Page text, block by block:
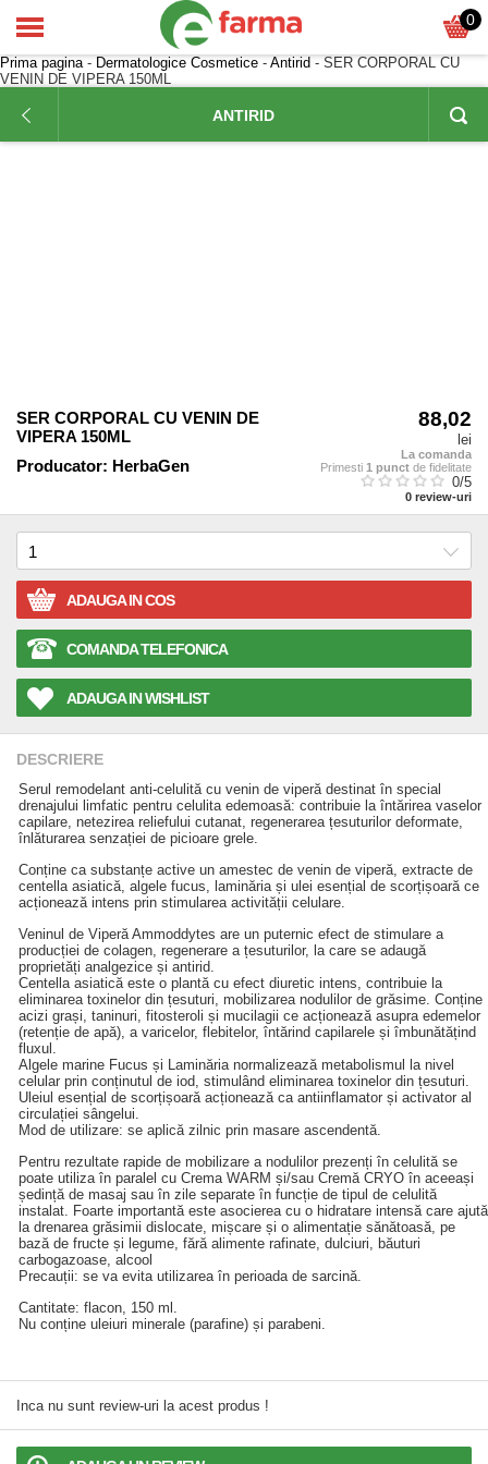
0
Prima pagina- Dermatologice Cosmetice - Antirid - SER CORPORAL CU
VENIN DE VIPERA 150ML
ANTIRID
SER CORPORAL CU VENIN DE
VIPERA 150ML
Producator: HerbaGen
88,02
lei
La comanda
Primesti 1 punct de fidelitate
0/5
0 review-uri
ADAUGA IN COS
COMANDA TELEFONICA
ADAUGA IN WISHLIST
DESCRIERE
Serul remodelant anti-celulită cu venin de viperă destinat în special
drenajului limfatic pentru celulita edemoasă: contribuie la întărirea vaselor
capilare, netezirea reliefului cutanat, regenerarea țesuturilor deformate,
înlăturarea senzației de picioare grele.
Conține ca substanțe active un amestec de venin de viperă, extracte de
centella asiatică, algele fucus, laminăria și ulei esențial de scorțișoară ce
acționează intens prin stimularea activității celulare.
Veninul de Viperă Ammoddytes are un puternic efect de stimulare a
producției de colagen, regenerare a țesuturilor, la care se adaugă
proprietăți analgezice și antirid.
Centella asiatică este o plantă cu efect diuretic intens, contribuie la
eliminarea toxinelor din țesuturi, mobilizarea nodulilor de grăsime. Conține
acizi grași, taninuri, fitosteroli și mucilagii ce acționează asupra edemelor
(retenție de apă), a varicelor, flebitelor, întărind capilarele și îmbunătățind
fluxul.
Algele marine Fucus și Laminăria normalizează metabolismul la nivel
celular prin conținutul de iod, stimulând eliminarea toxinelor din țesuturi.
Uleiul esențial de scorțișoară acționează ca antiinflamator și activator al
circulației sângelui.
Mod de utilizare: se aplică zilnic prin masare ascendentă.
Pentru rezultate rapide de mobilizare a nodulilor prezenți în celulită se
poate utiliza în paralel cu Crema WARM și/sau Cremă CRYO în aceeași
ședință de masaj sau în zile separate în funcție de tipul de celulită
instalat. Foarte importantă este asocierea cu o hidratare intensă care ajută
la drenarea grăsimii dislocate, mișcare și o alimentație sănătoasă, pe
bază de fructe și legume, fără alimente rafinate, dulciuri, băuturi
carbogazoase, alcool
Precauții: se va evita utilizarea în perioada de sarcină.
Cantitate: flacon, 150 ml.
Nu conține uleiuri minerale (parafine) și parabeni.
Inca nu sunt review-uri la acest produs !